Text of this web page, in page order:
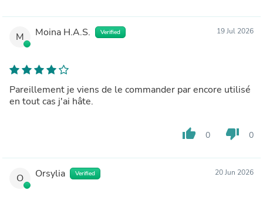
M Moina H.A.S. Verified 19 Jul 2026
Pareillement je viens de le commander par encore utilisé
en tout cas j'ai hâte.
thumb_up 0 thumb_down 0
O Orsylia Verified 20 Jun 2026